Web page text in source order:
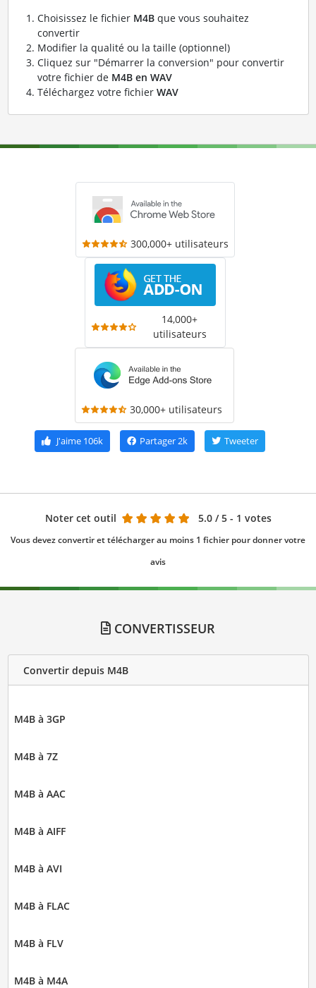
Choisissez le fichier M4Bque vous souhaitez
convertir
Modifier la qualité ou la taille (optionnel)
Cliquez sur "Démarrer la conversion" pour convertir
votre fichier de M4B en WAV
Téléchargez votre fichier WAV
300,000+ utilisateurs
14,000+
utilisateurs
30,000+ utilisateurs
J'aime106k Partager2k Tweeter
Noter cet outil 5.0 / 5 - 1 votes
Vous devez convertir et télécharger au moins 1 fichier pour donner votre
avis
CONVERTISSEUR
Convertir depuis M4B
M4B à 3GP
M4B à 7Z
M4B à AAC
M4B à AIFF
M4B à AVI
M4B à FLAC
M4B à FLV
M4B à M4A